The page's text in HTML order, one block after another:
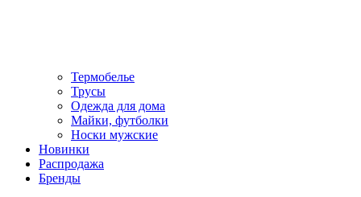
Термобелье
Трусы
Одежда для дома
Майки, футболки
Носки мужские
Новинки
Распродажа
Бренды